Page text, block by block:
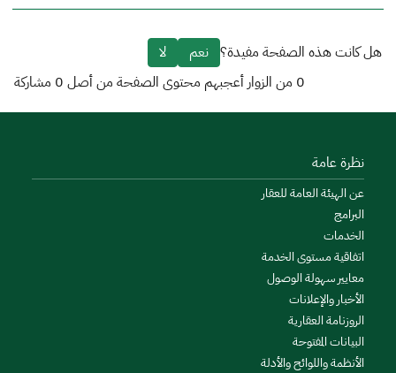
هل كانت هذه الصفحة مفيدة؟ نعم
لا
0 من الزوار أعجبهم محتوى الصفحة من أصل 0 مشاركة
نظرة عامة
عن الهيئة العامة للعقار
البرامج
الخدمات
اتفاقية مستوى الخدمة
معايير سهولة الوصول
الأخبار والإعلانات
الروزنامة العقارية
البيانات المفتوحة
الأنظمة واللوائح والأدلة